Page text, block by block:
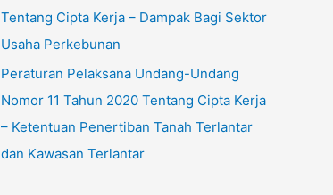
Tentang Cipta Kerja – Dampak Bagi Sektor
Usaha Perkebunan
Peraturan Pelaksana Undang-Undang
Nomor 11 Tahun 2020 Tentang Cipta Kerja
– Ketentuan Penertiban Tanah Terlantar
dan Kawasan Terlantar